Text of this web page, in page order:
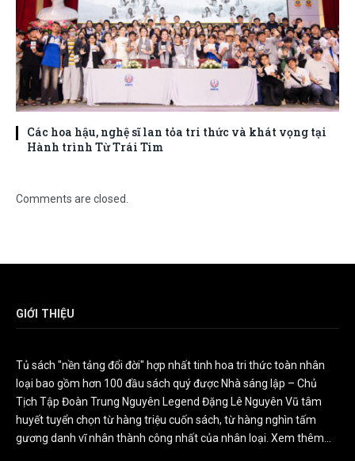
Các hoa hậu, nghệ sĩ lan tỏa tri thức và khát vọng tại
Hành trình Từ Trái Tim
Comments are closed.
GIỚI THIỆU
Tủ sách "nền tảng đổi đời" hợp nhất tinh hoa tri thức toàn nhân
loại bao gồm hơn 100 đầu sách quý được Nhà sáng lập – Chủ
Tịch Tập Đoàn Trung Nguyên Legend Đặng Lê Nguyên Vũ tâm
huyết tuyển chọn từ hàng triệu cuốn sách, từ hàng nghìn tấm
gương danh vĩ nhân thành công nhất của nhân loại. Xem thêm...